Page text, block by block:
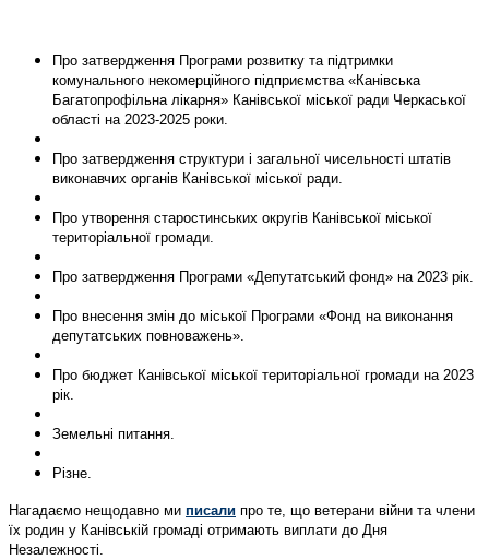
Про затвердження Програми розвитку та підтримки
комунального некомерційного підприємства «Канівська
Багатопрофільна лікарня» Канівської міської ради Черкаської
області на 2023-2025 роки.
Про затвердження структури і загальної чисельності штатів
виконавчих органів Канівської міської ради.
Про утворення старостинських округів Канівської міської
територіальної громади.
Про затвердження Програми «Депутатський фонд» на 2023 рік.
Про внесення змін до міської Програми «Фонд на виконання
депутатських повноважень».
Про бюджет Канівської міської територіальної громади на 2023
рік.
Земельні питання.
Різне.
Нагадаємо нещодавно ми писали про те, що ветерани війни та члени
їх родин у Канівській громаді отримають виплати до Дня
Незалежності.